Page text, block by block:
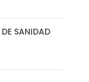
DE SANIDAD